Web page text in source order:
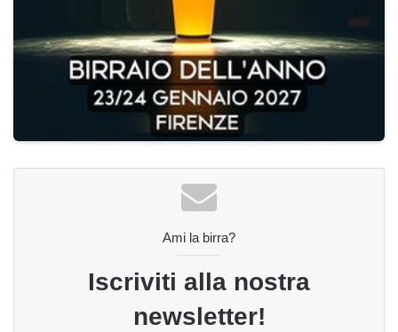
Ami la birra?
Iscriviti alla nostra
newsletter!